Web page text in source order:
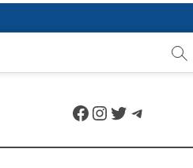
Facebook
Instagram
Twitter
Telegram